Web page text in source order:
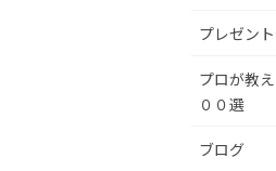
プレゼン
プロが教
００選
ブログ